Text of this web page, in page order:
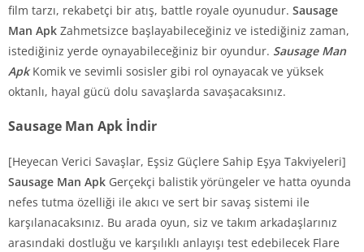
film tarzı, rekabetçi bir atış, battle royale oyunudur. Sausage
Man Apk Zahmetsizce başlayabileceğiniz ve istediğiniz zaman,
istediğiniz yerde oynayabileceğiniz bir oyundur. Sausage Man
Apk Komik ve sevimli sosisler gibi rol oynayacak ve yüksek
oktanlı, hayal gücü dolu savaşlarda savaşacaksınız.
Sausage Man Apk İndir
[Heyecan Verici Savaşlar, Eşsiz Güçlere Sahip Eşya Takviyeleri]
Sausage Man Apk Gerçekçi balistik yörüngeler ve hatta oyunda
nefes tutma özelliği ile akıcı ve sert bir savaş sistemi ile
karşılanacaksınız. Bu arada oyun, siz ve takım arkadaşlarınız
arasındaki dostluğu ve karşılıklı anlayışı test edebilecek Flare